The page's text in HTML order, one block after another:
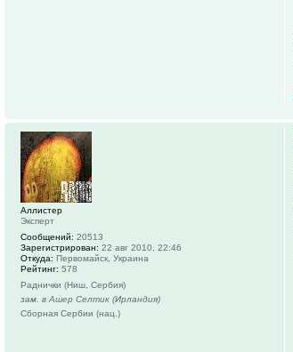
Аллистер
Эксперт
Сообщений: 20513
Зарегистрирован: 22 авг 2010, 22:46
Откуда: Первомайск, Украина
Рейтинг: 578
Раднички (Ниш, Сербия)
зам. в Ашер Селтик (Ирландия)
Сборная Сербии (нац.)